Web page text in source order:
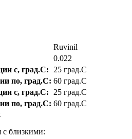
Ruvinil
0.022
с, град.C:
25 град.C
по, град.C: 60 град.C
с, град.C:
25 град.C
по, град.C: 60 град.C
с близкими: